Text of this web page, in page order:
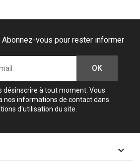
Abonnez-vous pour rester informer
désinscrire à tout moment. Vous
nos informations de contact dans
d'utilisation du site.
